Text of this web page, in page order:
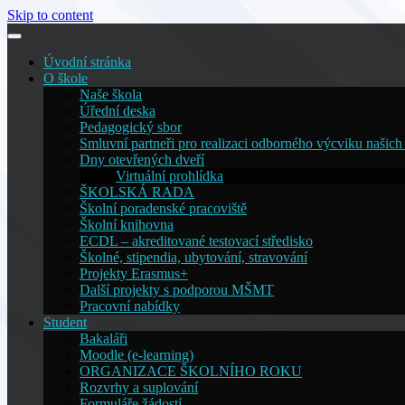
Skip to content
Úvodní stránka
O škole
Naše škola
Úřední deska
Pedagogický sbor
Smluvní partneři pro realizaci odborného výcviku našich
Dny otevřených dveří
Virtuální prohlídka
ŠKOLSKÁ RADA
Školní poradenské pracoviště
Školní knihovna
ECDL – akreditované testovací středisko
Školné, stipendia, ubytování, stravování
Projekty Erasmus+
Další projekty s podporou MŠMT
Pracovní nabídky
Student
Bakaláři
Moodle (e-learning)
ORGANIZACE ŠKOLNÍHO ROKU
Rozvrhy a suplování